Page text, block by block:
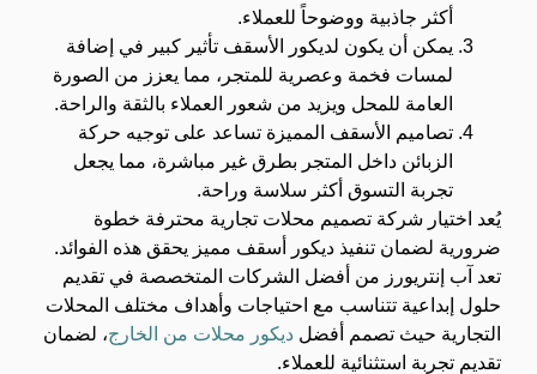
أكثر جاذبية ووضوحاً للعملاء.
يمكن أن يكون لديكور الأسقف تأثير كبير في إضافة
لمسات فخمة وعصرية للمتجر، مما يعزز من الصورة
العامة للمحل ويزيد من شعور العملاء بالثقة والراحة.
تصاميم الأسقف المميزة تساعد على توجيه حركة
الزبائن داخل المتجر بطرق غير مباشرة، مما يجعل
تجربة التسوق أكثر سلاسة وراحة.
يُعد اختيار شركة تصميم محلات تجارية محترفة خطوة
ضرورية لضمان تنفيذ ديكور أسقف مميز يحقق هذه الفوائد.
تعد آب إنتريورز من أفضل الشركات المتخصصة في تقديم
حلول إبداعية تتناسب مع احتياجات وأهداف مختلف المحلات
التجارية حيث تصمم أفضل ديكور محلات من الخارج، لضمان
تقديم تجربة استثنائية للعملاء.